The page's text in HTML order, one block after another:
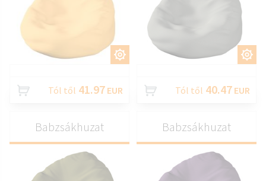
TESTRESZAB
Tól től 41.97 EUR
TESTRESZAB
Tól től 40.47 EUR
Babzsákhuzat Babzsákhuzat